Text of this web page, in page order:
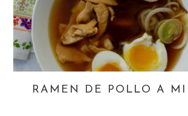
RAMEN DE POLLO A